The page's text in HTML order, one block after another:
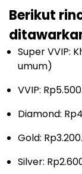
Berikut
Super VVIP:
umum)
VVIP:
Diamond:
Gold:
Silver: